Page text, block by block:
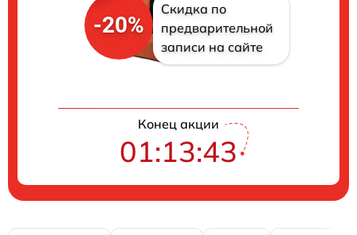
-20%
Скидка по
предварительной
записи на сайте
Конец акции
01:13:43